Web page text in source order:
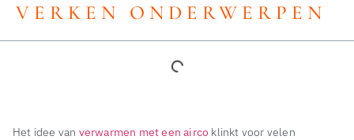
VERKEN ONDERWERPEN
Het idee van verwarmen met een airco klinkt voor velen